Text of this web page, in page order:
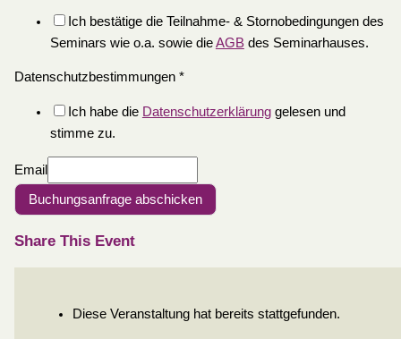
Ich bestätige die Teilnahme- & Stornobedingungen des
Seminars wie o.a. sowie dieAGBdes Seminarhauses.
Datenschutzbestimmungen *
Ich habe die Datenschutzerklärunggelesen und
stimme zu.
Email
Buchungsanfrage abschicken
Share This Event
Diese Veranstaltung hat bereits stattgefunden.